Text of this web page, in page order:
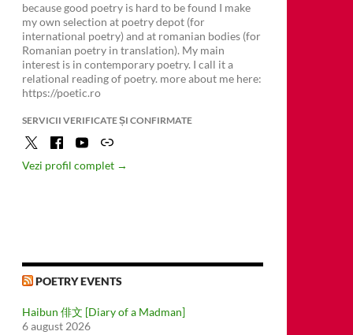
because good poetry is hard to be found I make
my own selection at poetry depot (for
international poetry) and at romanian bodies (for
Romanian poetry in translation). My main
interest is in contemporary poetry. I call it a
relational reading of poetry. more about me here:
https://poetic.ro
SERVICII VERIFICATE ȘI CONFIRMATE
Vezi profil complet →
POETRY EVENTS
Haibun 俳文 [Diary of a Madman]
6 august 2026